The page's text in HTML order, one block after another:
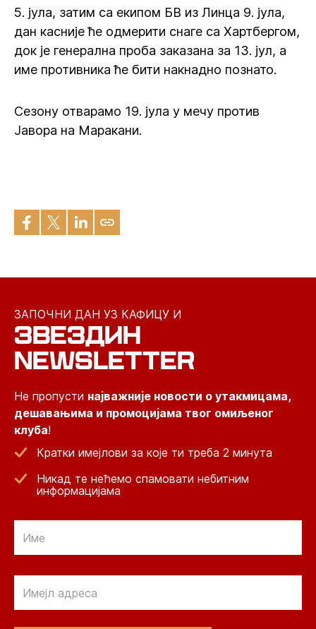
5. јула, затим са екипом БВ из Линца 9. јула,
дан касније ће одмерити снаге са Хартбергом,
док је генерална проба заказана за 13. јул, а
име противника ће бити накнадно познато.
Сезону отварамо 19. јула у мечу против
Јавора на Маракани.
ЗАПОЧНИ ДАН УЗ КАФИЦУ И
ЗВЕЗДИН
NEWSLETTER
Не пропусти најважније новости о утакмицама,
дешавањима и промоцијама твог омиљеног
клуба!
Кратки имејлови за које ти треба 2 минута
Никад те нећемо спамовати небитним
информацијама